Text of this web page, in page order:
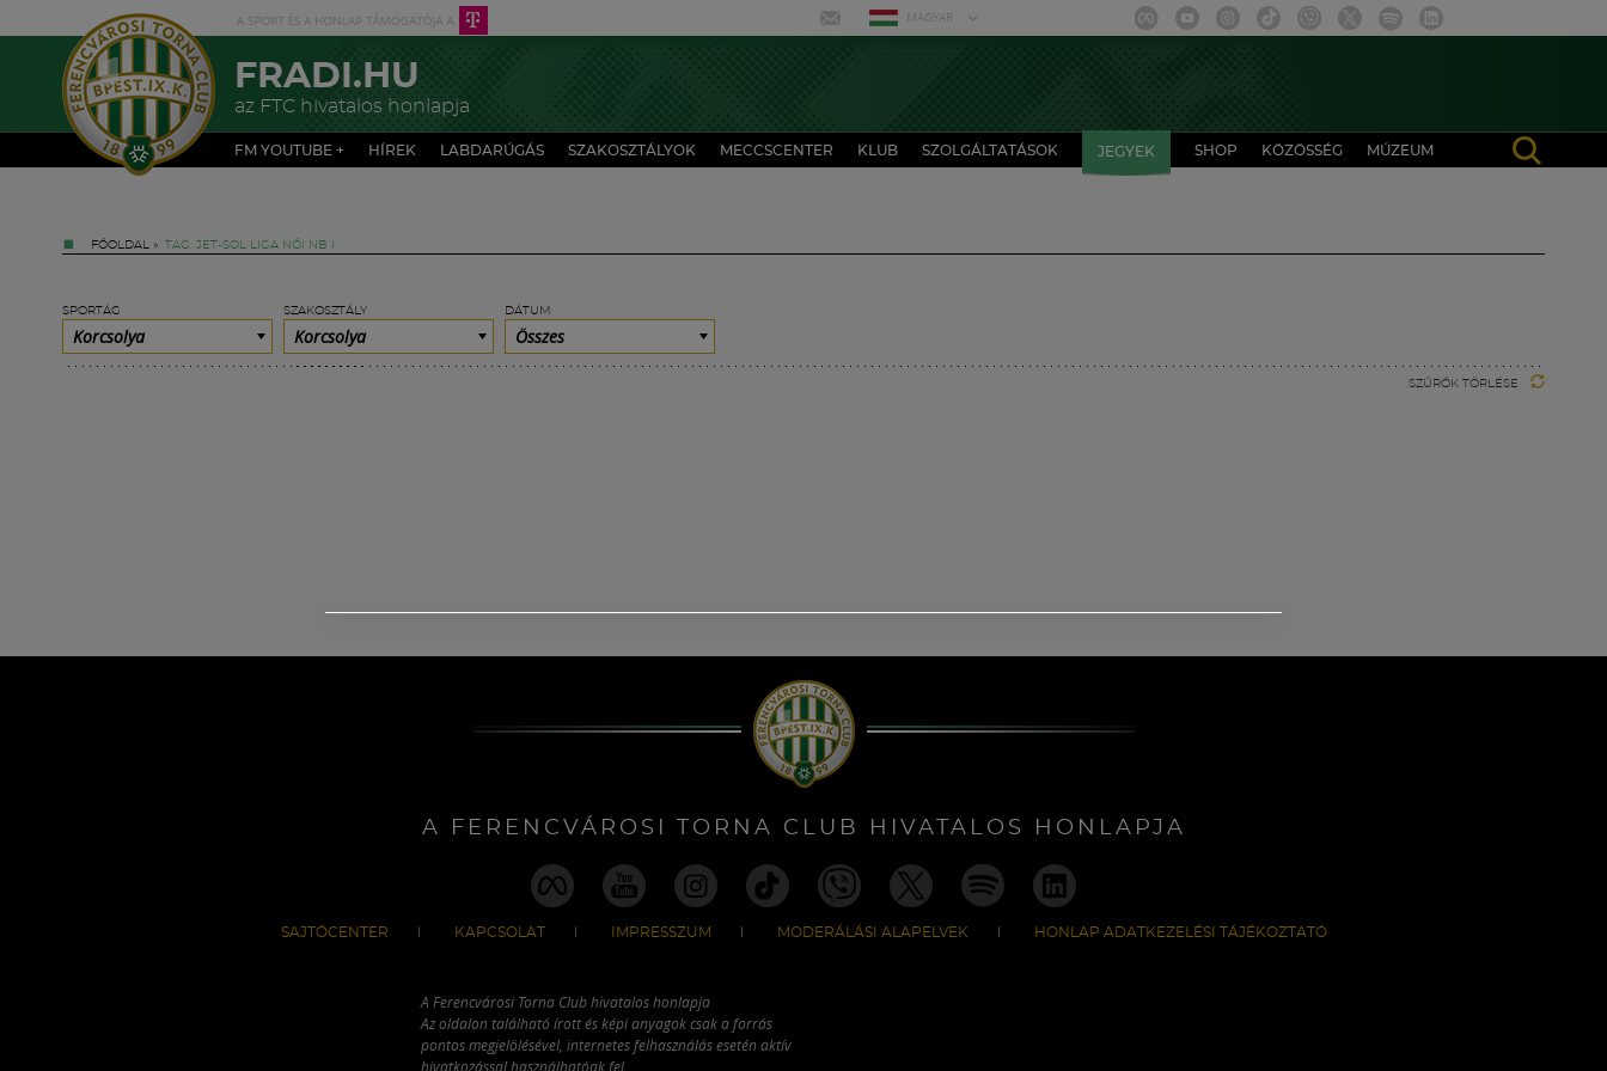
MAGYAR
FRADI.HU
az FTC hivatalos honlapja
FM YOUTUBE + HÍREK LABDARÚGÁS SZAKOSZTÁLYOK MECCSCENTER KLUB SZOLGÁLTATÁSOK JEGYEK SHOP KÖZÖSSÉG MÚZEUM
FŐOLDAL » TAG: JET-SOL LIGA NŐI NB I
SPORTÁG
Korcsolya
SZAKOSZTÁLY
Korcsolya
DÁTUM
Összes
SZŰRŐK TÖRLÉSE
A FERENCVÁROSI TORNA CLUB HIVATALOS HONLAPJA
SAJTÓCENTER KAPCSOLAT IMPRESSZUM MODERÁLÁSI ALAPELVEK HONLAP ADATKEZELÉSI TÁJÉKOZTATÓ
A Ferencvárosi Torna Club hivatalos honlapja
Az oldalon található írott és képi anyagok csak a forrás
pontos megjelölésével, internetes felhasználás esetén aktív
hivatkozással használhatóak fel.